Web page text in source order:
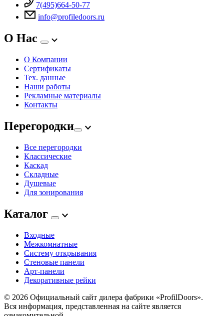
7(495)664-50-77
info@profiledoors.ru
О Нас
О Компании
Сертификаты
Тех. данные
Наши работы
Рекламные материалы
Контакты
Перегородки
Все перегородки
Классические
Каскад
Складные
Душевые
Для зонирования
Каталог
Входные
Межкомнатные
Систему открывания
Стеновые панели
Арт-панели
Декоративные рейки
© 2026 Официальный сайт дилера фабрики «ProfilDoors».
Вся информация, представленная на сайте является